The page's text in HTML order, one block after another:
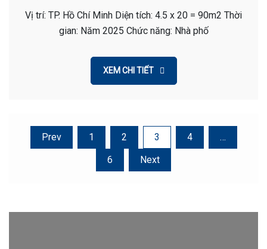
Vị trí: TP. Hồ Chí Minh Diện tích: 4.5 x 20 = 90m2 Thời
gian: Năm 2025 Chức năng: Nhà phố
XEM CHI TIẾT
Posts
Prev 1 2 3 4
…
6
Next